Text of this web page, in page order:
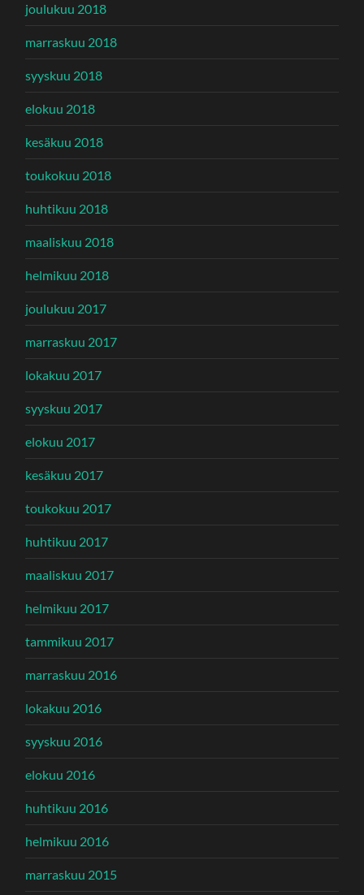
joulukuu 2018
marraskuu 2018
syyskuu 2018
elokuu 2018
kesäkuu 2018
toukokuu 2018
huhtikuu 2018
maaliskuu 2018
helmikuu 2018
joulukuu 2017
marraskuu 2017
lokakuu 2017
syyskuu 2017
elokuu 2017
kesäkuu 2017
toukokuu 2017
huhtikuu 2017
maaliskuu 2017
helmikuu 2017
tammikuu 2017
marraskuu 2016
lokakuu 2016
syyskuu 2016
elokuu 2016
huhtikuu 2016
helmikuu 2016
marraskuu 2015